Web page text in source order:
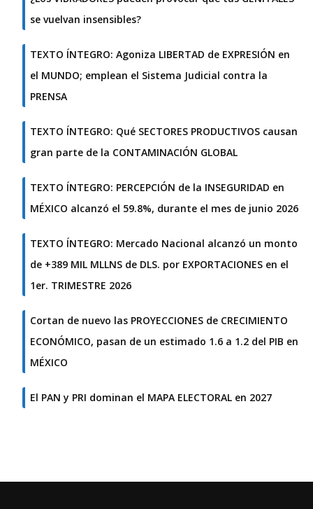
se vuelvan insensibles?
TEXTO ÍNTEGRO: Agoniza LIBERTAD de EXPRESIÓN en
el MUNDO; emplean el Sistema Judicial contra la
PRENSA
TEXTO ÍNTEGRO: Qué SECTORES PRODUCTIVOS causan
gran parte de la CONTAMINACIÓN GLOBAL
TEXTO ÍNTEGRO: PERCEPCIÓN de la INSEGURIDAD en
MÉXICO alcanzó el 59.8%, durante el mes de junio 2026
TEXTO ÍNTEGRO: Mercado Nacional alcanzó un monto
de +389 MIL MLLNS de DLS. por EXPORTACIONES en el
1er. TRIMESTRE 2026
Cortan de nuevo las PROYECCIONES de CRECIMIENTO
ECONÓMICO, pasan de un estimado 1.6 a 1.2 del PIB en
MÉXICO
El PAN y PRI dominan el MAPA ELECTORAL en 2027